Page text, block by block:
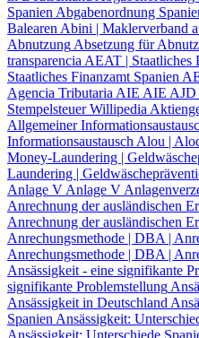
SpanienAbgabenordnung
BalearenAbini | Maklerverband
AbnutzungAbsetzung für
transparenciaAEAT | Staatliches
Staatliches Finanzamt Spanien
Agencia TributariaAIE AIE AJD
Stempelsteuer Willipedia
Allgemeiner
InformationsaustauschAlou |
Money-Laundering |
Laundering |
Anlage VAnlage V
Anrechnung der ausländischen
Anrechnung der ausländischen
Anrechungsmethode | DBA |
Anrechungsmethode | DBA |
Ansässigkeit - eine signifikante
signifikante Problemstellung
Ansässigkeit in Deutschland
SpanienAnsässigkeit: